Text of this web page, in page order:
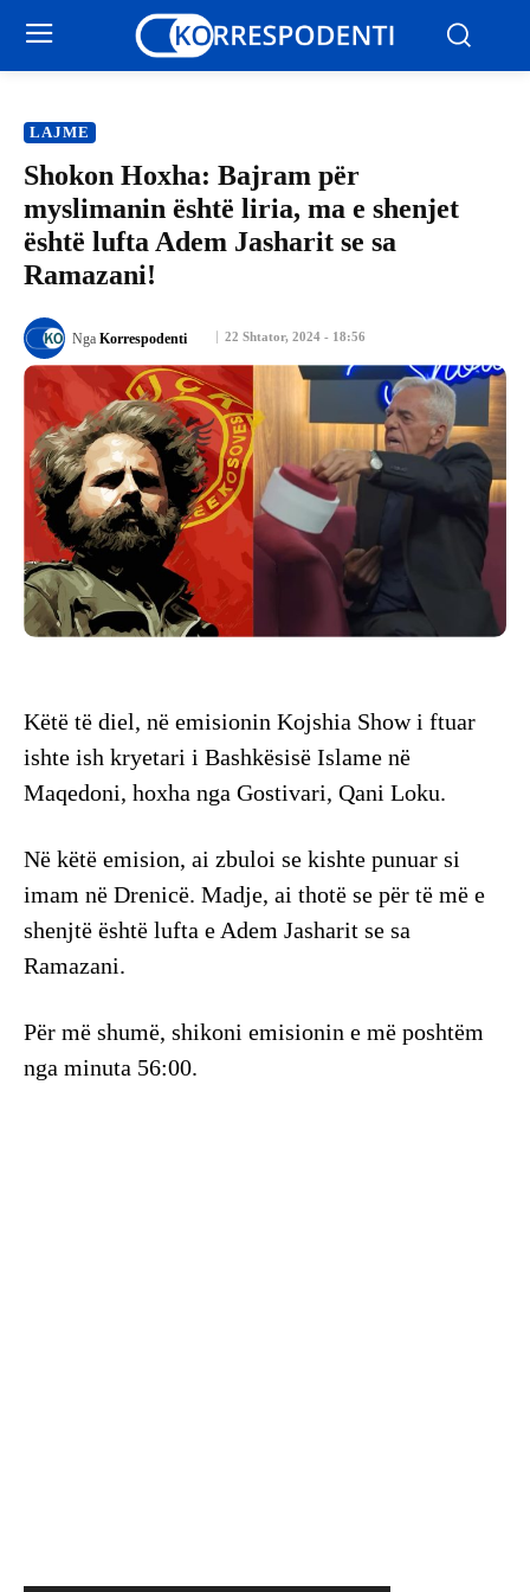
LAJME
Shokon Hoxha: Bajram për
myslimanin është liria, ma e shenjet
është lufta Adem Jasharit se sa
Ramazani!
22 Shtator, 2024 - 18:56
Nga Korrespodenti
Këtë të diel, në emisionin Kojshia Show i ftuar
ishte ish kryetari i Bashkësisë Islame në
Maqedoni, hoxha nga Gostivari, Qani Loku.
Në këtë emision, ai zbuloi se kishte punuar si
imam në Drenicë. Madje, ai thotë se për të më e
shenjtë është lufta e Adem Jasharit se sa
Ramazani.
Për më shumë, shikoni emisionin e më poshtëm
nga minuta 56:00.